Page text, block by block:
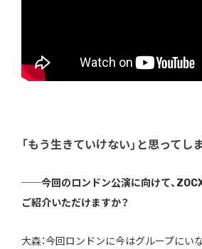
「もう生きていけない」と思ってし
──今回のロンドン公演に向けて、
ご紹介いただけますか？
大森：今回ロンドンに今はグループにい